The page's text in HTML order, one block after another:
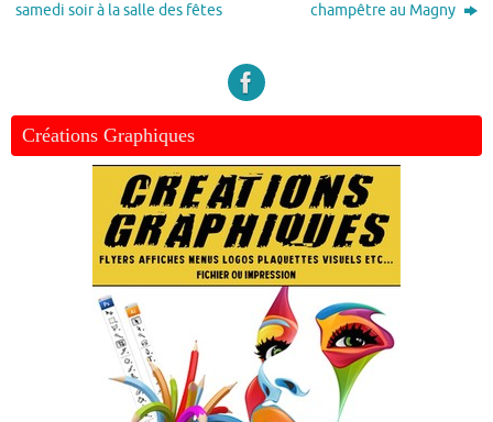
samedi soir à la salle des fêtes
champêtre au Magny
Créations Graphiques